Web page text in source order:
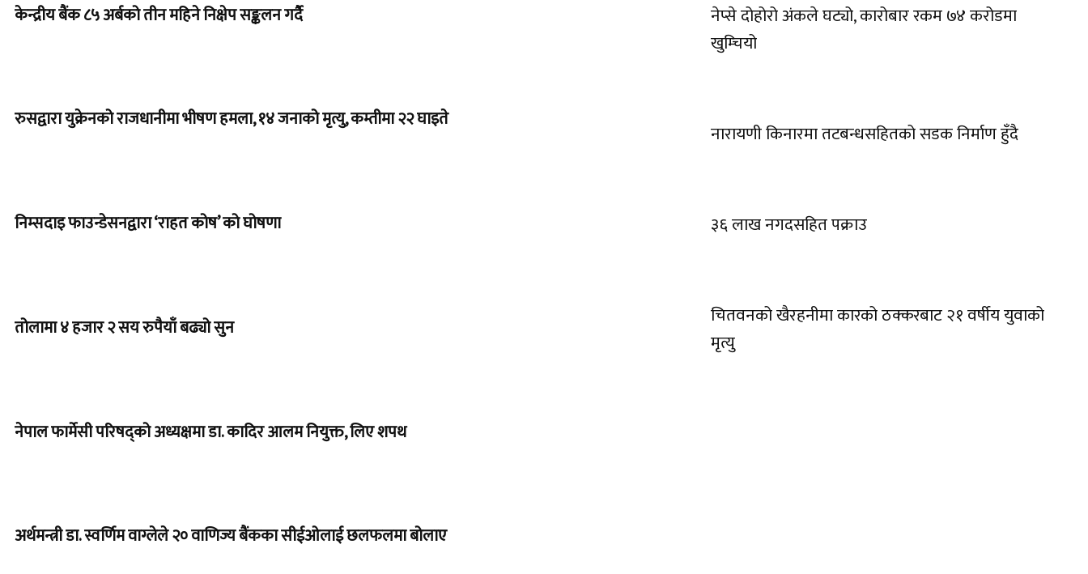
केन्द्रीय बैंक ८५ अर्बको तीन महिने निक्षेप सङ्कलन गर्दै
रुसद्वारा युक्रेनको राजधानीमा भीषण हमला, १४ जनाको मृत्यु, कम्तीमा २२ घाइते
निम्सदाइ फाउन्डेसनद्वारा ‘राहत कोष’ को घोषणा
तोलामा ४ हजार २ सय रुपैयाँ बढ्यो सुन
नेपाल फार्मेसी परिषद्को अध्यक्षमा डा. कादिर आलम नियुक्त, लिए शपथ
अर्थमन्त्री डा. स्वर्णिम वाग्लेले २० वाणिज्य बैंकका सीईओलाई छलफलमा बोलाए
नेप्से दोहोरो अंकले घट्यो, कारोबार रकम ७४ करोडमा
खुम्चियो
नारायणी किनारमा तटबन्धसहितको सडक निर्माण हुँदै
३६ लाख नगदसहित पक्राउ
चितवनको खैरहनीमा कारको ठक्करबाट २१ वर्षीय युवाको
मृत्यु